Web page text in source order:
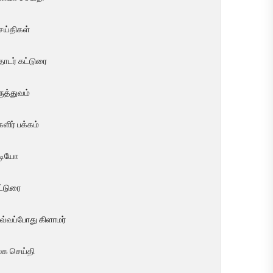
கட்டுரை
பக்கம்
கிளாமர்
செய்தி